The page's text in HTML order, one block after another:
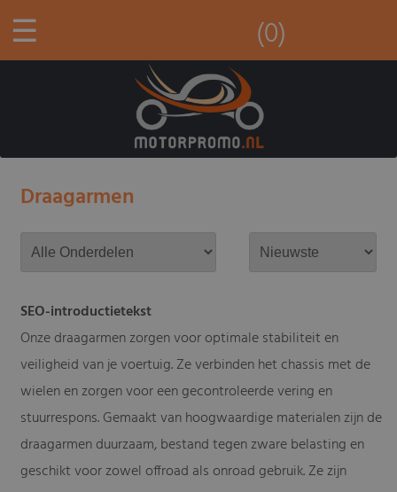
☰ (0)
Draagarmen
SEO-introductietekst
Onze draagarmen zorgen voor optimale stabiliteit en
veiligheid van je voertuig. Ze verbinden het chassis met de
wielen en zorgen voor een gecontroleerde vering en
stuurrespons. Gemaakt van hoogwaardige materialen zijn de
draagarmen duurzaam, bestand tegen zware belasting en
geschikt voor zowel offroad als onroad gebruik. Ze zijn